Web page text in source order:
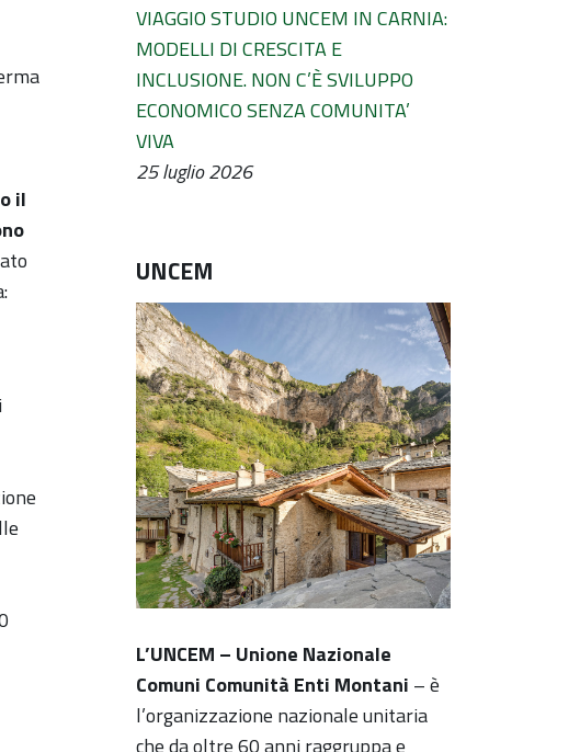
il
VIAGGIO STUDIO UNCEM IN CARNIA:
MODELLI DI CRESCITA E
INCLUSIONE. NON C’È SVILUPPO
ECONOMICO SENZA COMUNITA’
VIVA
25 luglio 2026
UNCEM
L’UNCEM – Unione Nazionale
Comuni Comunità Enti Montani – è
l’organizzazione nazionale unitaria